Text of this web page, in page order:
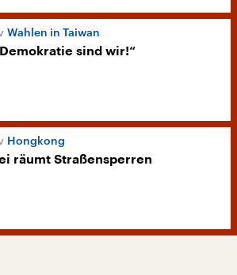
Wahlen in Taiwan
sind wir!“
Hongkong
räumt Straßensperren